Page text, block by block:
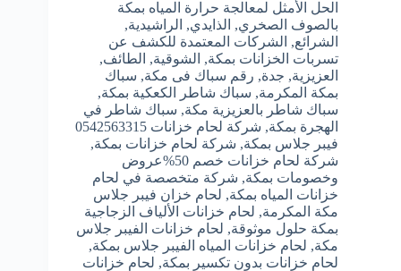
الحل الأمثل لمعالجة حرارة المياه بمكة
بالصوف الصخري, الذايدي, الراشيدية,
الشرائع, الشركات المعتمدة للكشف عن
تسربات الخزانات بمكة, الشوقية, الطائف,
العزيزية, جدة, رقم سباك فى مكة, سباك
بمكة المكرمة, سباك شاطر الكعكية بمكة,
سباك شاطر بالعزيزية مكة, سباك شاطر في
الهجرة بمكة,
شركة لحام خزانات 0542563315
فيبر جلاس بمكة, شركة لحام خزانات بمكة,
شركة لحام خزانات خصم 50%عروض
وخصومات بمكة, شركة متخصصة في لحام
خزانات المياه بمكة, لحام خزان فيبر جلاس
مكة المكرمة, لحام خزانات الألياف الزجاجية
بمكة حلول موثوقة, لحام خزانات الفيبر جلاس
مكة, لحام خزانات المياه الفيبر جلاس بمكة,
لحام خزانات بدون تكسير بمكة, لحام خزانات